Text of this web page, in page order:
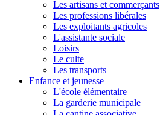
Les artisans et commerçants
Les professions libérales
Les exploitants agricoles
L'assistante sociale
Loisirs
Le culte
Les transports
Enfance et jeunesse
L'école élémentaire
La garderie municipale